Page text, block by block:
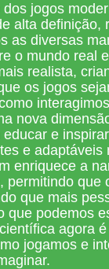
jogos
alta
diversas
o mundo
realista,
os jogos
nova
e
e
a
que mais
podemos
agora
jogamos e